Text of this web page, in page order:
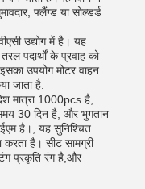
फ्लैंग्ड या सोल्डर्ड
उद्योग में है। यह
पदार्थों के प्रवाह को
उपयोग मोटर वाहन
जाता है.
मात्रा 1000pcs है,
30 दिन है, और भुगतान
है।, यह सुनिश्चित
करता है। सीट सामग्री
प्रकृति रंग है,और